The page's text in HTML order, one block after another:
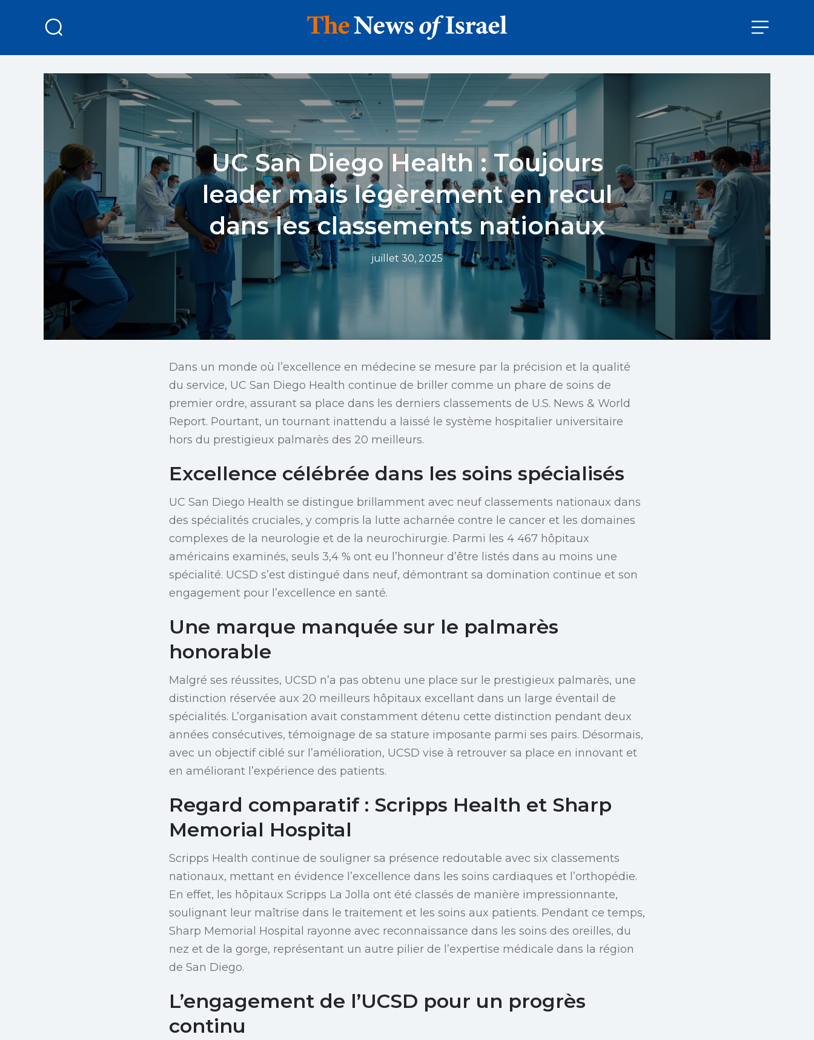
UC San Diego Health : Toujours
leader mais légèrement en recul
dans les classements nationaux
juillet 30, 2025
Dans un monde où l’excellence en médecine se mesure par la précision et la qualité
du service, UC San Diego Health continue de briller comme un phare de soins de
premier ordre, assurant sa place dans les derniers classements de U.S. News & World
Report. Pourtant, un tournant inattendu a laissé le système hospitalier universitaire
hors du prestigieux palmarès des 20 meilleurs.
Excellence célébrée dans les soins spécialisés
UC San Diego Health se distingue brillamment avec neuf classements nationaux dans
des spécialités cruciales, y compris la lutte acharnée contre le cancer et les domaines
complexes de la neurologie et de la neurochirurgie. Parmi les 4 467 hôpitaux
américains examinés, seuls 3,4 % ont eu l’honneur d’être listés dans au moins une
spécialité. UCSD s’est distingué dans neuf, démontrant sa domination continue et son
engagement pour l’excellence en santé.
Une marque manquée sur le palmarès
honorable
Malgré ses réussites, UCSD n’a pas obtenu une place sur le prestigieux palmarès, une
distinction réservée aux 20 meilleurs hôpitaux excellant dans un large éventail de
spécialités. L’organisation avait constamment détenu cette distinction pendant deux
années consécutives, témoignage de sa stature imposante parmi ses pairs. Désormais,
avec un objectif ciblé sur l’amélioration, UCSD vise à retrouver sa place en innovant et
en améliorant l’expérience des patients.
Regard comparatif : Scripps Health et Sharp
Memorial Hospital
Scripps Health continue de souligner sa présence redoutable avec six classements
nationaux, mettant en évidence l’excellence dans les soins cardiaques et l’orthopédie.
En effet, les hôpitaux Scripps La Jolla ont été classés de manière impressionnante,
soulignant leur maîtrise dans le traitement et les soins aux patients. Pendant ce temps,
Sharp Memorial Hospital rayonne avec reconnaissance dans les soins des oreilles, du
nez et de la gorge, représentant un autre pilier de l’expertise médicale dans la région
de San Diego.
L’engagement de l’UCSD pour un progrès
continu